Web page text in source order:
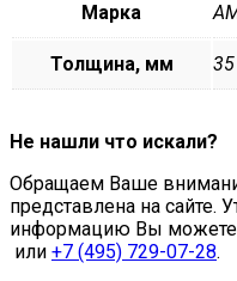
Марка
Толщина, мм 35
Не нашли что искали?
Обращаем Ваше
представлена на сайте.
информацию Вы можете
или +7 (495) 729-07-28.